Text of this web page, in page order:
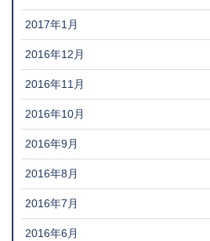
2017年1月
2016年12月
2016年11月
2016年10月
2016年9月
2016年8月
2016年7月
2016年6月